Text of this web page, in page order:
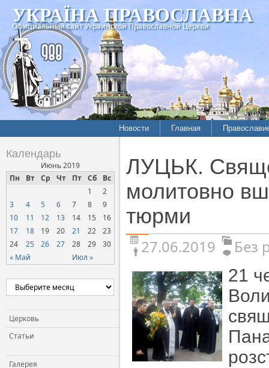
УКРАЇНА ПРАВОСЛАВНА
Официальный сайт Украинской Православной Церкви
Новости Главная
Календарь
Июнь 2019
Пн
Вт Ср Чт Пт Сб Вс
« Май Июл »
1
2
3
4 5 6 7 8
9
10
11 12 13 14 15
16
17
18 19 20 21 22
23
24
25 26 27 28 29 30
Церковь
Статьи
Галерея
ЛУЦЬК.
молитовно
тюрми
27.06.2019
Без
21